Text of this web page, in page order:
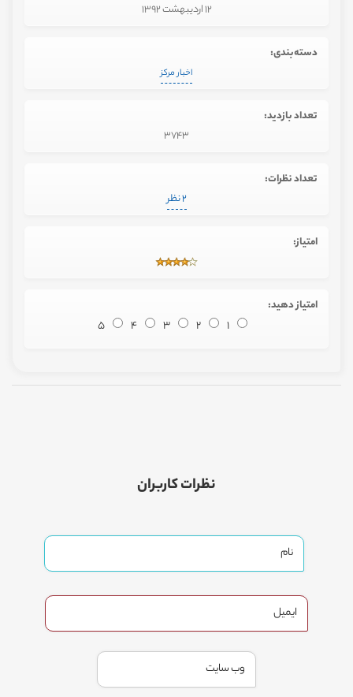
12 اردیبهشت 1392
دسته‌بندی:
اخبار مرکز
تعداد بازدید:
3743
تعداد نظرات:
2 نظر
امتیاز:
امتیاز دهید:
1
2
3
4
5
نظرات کاربران